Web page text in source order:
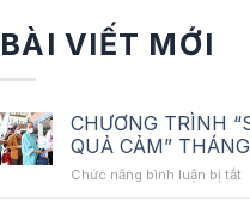
BÀI VIẾT MỚI
CHƯƠNG TRÌNH
QUẢ CẢM”
Chức năng bình luận bị tắt